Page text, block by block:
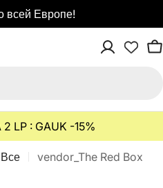
всей Европе!
2 LP : GAUK -15%
vendor_The Red Box